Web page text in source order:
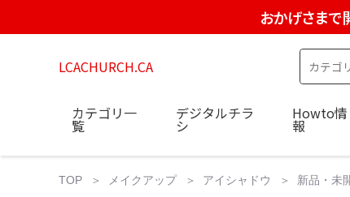
おかげさま
LCACHURCH.CA
カテゴリ一
覧
デジタルチラ
シ
Howto情
報
TOP メイクアップ アイシャドウ 新品・未